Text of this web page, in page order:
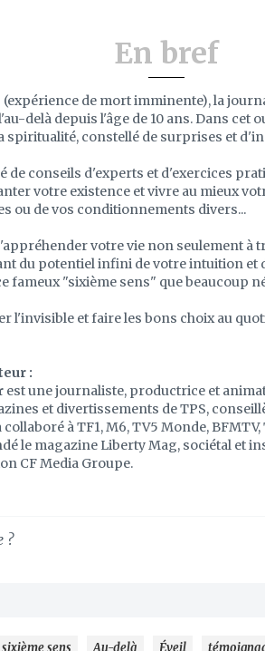
En bref
(expérience de mort imminente), la
delà depuis l'âge de 10 ans. Dans cet
spiritualité, constellé de surprises et
de conseils d'experts et d'exercices
votre existence et vivre au mieux
ou de vos conditionnements divers...
votre vie non seulement à
du potentiel infini de votre intuition et
fameux "sixième sens" que beaucoup
l'invisible et faire les bons choix au
:
est une journaliste, productrice et
et divertissements de TPS,
à TF1, M6, TV5 Monde,
le magazine Liberty Mag, sociétal et
CF Media Groupe.
?